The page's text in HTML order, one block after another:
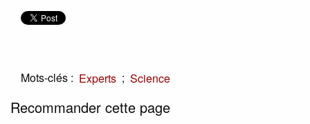
Mots-clés : Experts ; Science
Recommander cette page